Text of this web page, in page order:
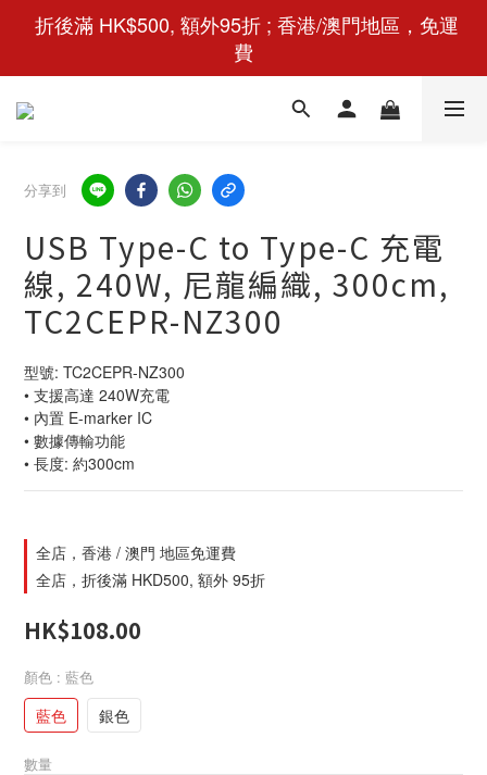
費
分享到
USB Type-C to Type-C 充電
線, 240W, 尼龍編織, 300cm,
TC2CEPR-NZ300
型號: TC2CEPR-NZ300
• 支援高達 240W充電
• 內置 E-marker IC
• 數據傳輸功能
• 長度: 約300cm
全店，香港 / 澳門 地區免運費
全店，折後滿 HKD500, 額外 95折
HK$108.00
顏色 : 藍色
藍色 銀色
數量